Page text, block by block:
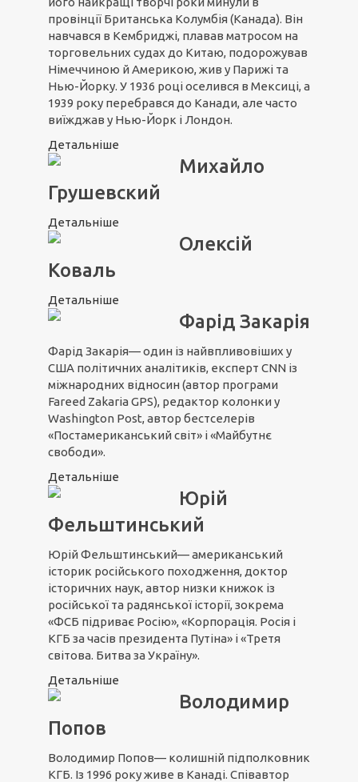
провінції Британська Колумбія (Канада). Він
навчався в Кембриджі, плавав матросом на
торговельних судах до Китаю, подорожував
Німеччиною й Америкою, жив у Парижі та
Нью-Йорку. У 1936 році оселився в Мексиці, а
1939 року перебрався до Канади, але часто
виїжджав у Нью-Йорк і Лондон.
Детальніше
Михайло
Грушевский
Детальніше
Олексій
Коваль
Детальніше
Фарід Закарія
Фарід Закарія— один із найвпливовіших у
США політичних аналітиків, експерт CNN із
міжнародних відносин (автор програми
Fareed Zakaria GPS), редактор колонки у
Washington Post, автор бестселерів
«Постамериканський світ» і «Майбутнє
свободи».
Детальніше
Юрій
Фельштинський
Юрій Фельштинський— американський
історик російського походження, доктор
історичних наук, автор низки книжок із
російської та радянської історії, зокрема
«ФСБ підриває Росію», «Корпорація. Росія і
КГБ за часів президента Путіна» і «Третя
світова. Битва за Україну».
Детальніше
Володимир
Попов
Володимир Попов— колишній підполковник
КГБ. Із 1996 року живе в Канаді. Співавтор